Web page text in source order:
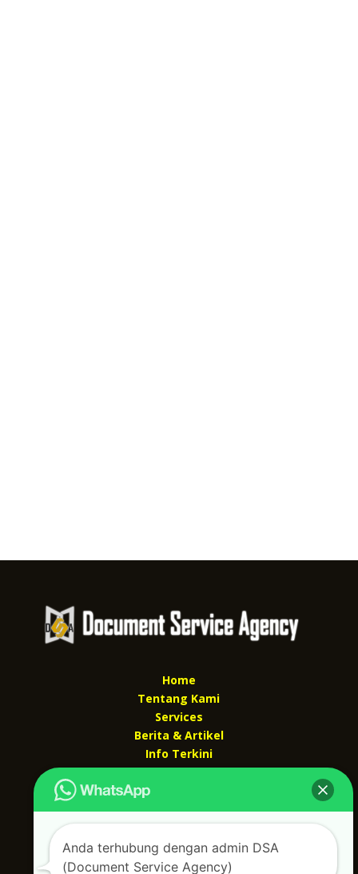
Home
Tentang Kami
Services
Berita & Artikel
Info Terkini
Kontak Kami
Kontak kami
Alamat kantor :
Jl Swadaya Pam No 6 Rt 006 Rw 007 Jatinegara,
Cakung, Jakarta Timur 13930
Anda terhubung dengan admin DSA
(Document Service Agency)